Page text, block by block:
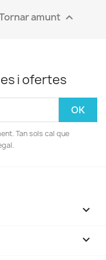
amunt 
i ofertes
Tan sols cal que

